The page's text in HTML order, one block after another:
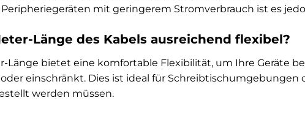
mit geringerem Stromverbrauch ist es
Länge des Kabels ausreichend flexibel?
Länge bietet eine komfortable Flexibilität, um Ihre Geräte
einschränkt. Dies ist ideal für
werden müssen.